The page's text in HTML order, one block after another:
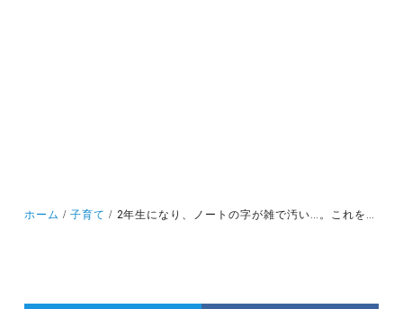
ホーム 子育て 2年生になり、ノートの字が雑で汚い…。これをすると、きれいな字を書けるようになった！！子どもに「宿題はやくしなさい！丁寧に書きなさい！」と言うよりも、効果的な方法！！